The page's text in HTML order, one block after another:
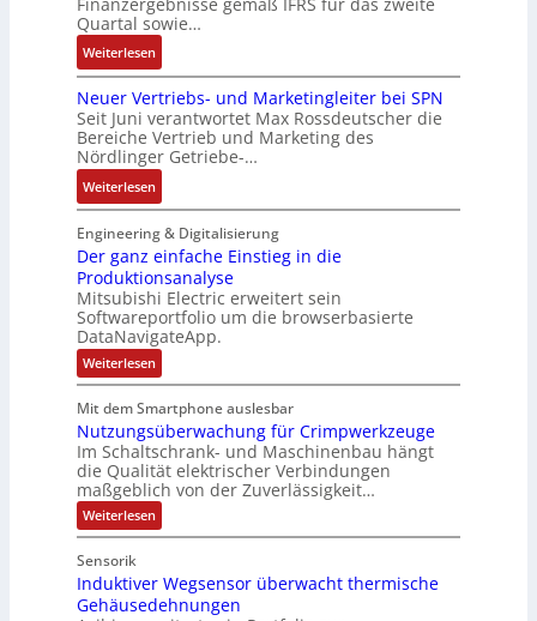
a
g
e
n
b
a
u
:
P
o
s
i
t
i
v
e
M
o
m
e
n
t
a
f
n
a
E
n
c
d
e
r
a
n
g
a
t
o
a
t
d
e
r
F
a
b
r
k
S
y
s
t
e
m
t
e
c
h
n
i
k
-
G
e
s
h
ä
f
t
f
h
r
Quartal sowie…
Weiterlesen:
D
a
s
s
a
u
l
t
S
y
s
t
è
m
s
:
Q
2
-
E
e
Neuer Vertriebs- und Marketingleiter bei SPN
Seit Juni verantwortet Max Rossdeutscher die
Bereiche Vertrieb und Marketing des
Nördlinger Getriebe-…
Weiterlesen:
N
e
u
e
r
V
e
r
t
r
i
e
b
s
-
d
Engineering & Digitalisierung
Der ganz einfache Einstieg in die
Produktionsanalyse
Mitsubishi Electric erweitert sein
Softwareportfolio um die browserbasierte
DataNavigateApp.
Weiterlesen:
D
r
g
a
n
z
e
i
n
c
h
e
Mit dem Smartphone auslesbar
Nutzungsüberwachung für Crimpwerkzeuge
Im Schaltschrank- und Maschinenbau hängt
die Qualität elektrischer Verbindungen
maßgeblich von der Zuverlässigkeit…
Weiterlesen:
N
z
u
n
Sensorik
Induktiver Wegsensor überwacht thermische
Gehäusedehnungen